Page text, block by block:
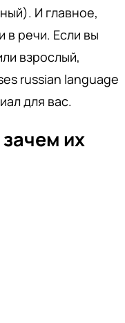
И главное,
в речи. Если вы
взрослый,
russian language
для вас.
их